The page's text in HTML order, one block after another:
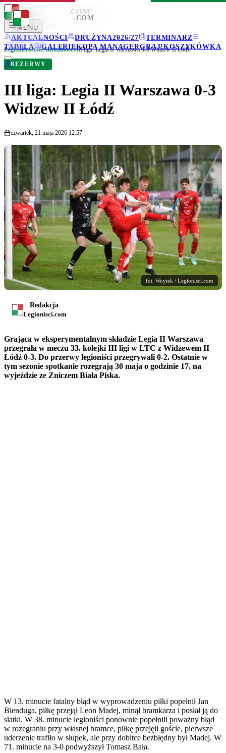
LEGIONISCI .COM
MENU
AKTUALNOŚCI
DRUŻYNA2026/27
TERMINARZ
TABELA
GALERIEKOPA MANAGERGRAJ!KOSZYKÓWKA
LEGIONISCI .COM
Legionisci.com/Aktualności/III liga: Legia II Warszawa 0-3 Widzew II Łódź
REZERWY
III liga: Legia II Warszawa 0-3
Widzew II Łódź
czwartek, 21 maja 2026 12:57
fot. Woytek / Legionisci.com
Redakcja
Legionisci.com
Grająca w eksperymentalnym składzie Legia II Warszawa
przegrała w meczu 33. kolejki III ligi w LTC z Widzewem II
Łódź 0-3. Do przerwy legioniści przegrywali 0-2. Ostatnie w
tym sezonie spotkanie rozegrają 30 maja o godzinie 17, na
wyjeździe ze Zniczem Biała Piska.
W 13. minucie fatalny błąd w wyprowadzeniu piłki popełnił Jan
Bienduga, piłkę przejął Leon Madej, minął bramkarza i posłał ją do
siatki. W 38. minucie legioniści ponownie popełnili poważny błąd
w rozegraniu przy własnej bramce, piłkę przejęli goście, pierwsze
uderzenie trafiło w słupek, ale przy dobitce bezbłędny był Madej. W
71. minucie na 3-0 podwyższył Tomasz Bała.